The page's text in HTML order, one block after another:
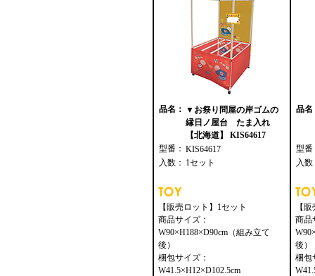
品名： ▼お祭り問屋の岸ゴムの
縁日ノ屋台 たま入れ
【北海道】 KIS64617
型番： KIS64617
入数： 1セット
【販売ロット】1セット
商品サイズ：
W90×H188×D90cm（組み立て
後）
梱包サイズ：
W41.5×H12×D102.5cm
品名
型番
入数
【
商品
後）
梱包